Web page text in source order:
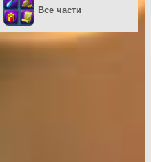
Все части